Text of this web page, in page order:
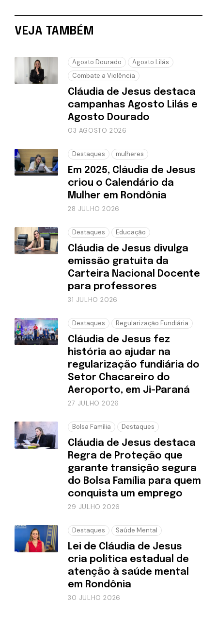
VEJA TAMBÉM
Agosto Dourado
Agosto Lilás
Combate a Violência
Cláudia de Jesus destaca
campanhas Agosto Lilás e
Agosto Dourado
03 AGOSTO 2026
Destaques mulheres
Em 2025, Cláudia de Jesus
criou o Calendário da
Mulher em Rondônia
28 JULHO 2026
Destaques Educação
Cláudia de Jesus divulga
emissão gratuita da
Carteira Nacional Docente
para professores
31 JULHO 2026
Destaques Regularização Fundiária
Cláudia de Jesus fez
história ao ajudar na
regularização fundiária do
Setor Chacareiro do
Aeroporto, em Ji-Paraná
27 JULHO 2026
Bolsa Família Destaques
Cláudia de Jesus destaca
Regra de Proteção que
garante transição segura
do Bolsa Família para quem
conquista um emprego
29 JULHO 2026
Destaques Saúde Mental
Lei de Cláudia de Jesus
cria política estadual de
atenção à saúde mental
em Rondônia
30 JULHO 2026